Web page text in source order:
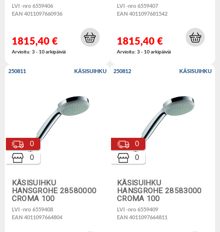
LVI -nro 6559406
EAN 4011097660936
1815,40 €
Arvioitu: 3 - 10 arkipäiviä
LVI -nro 6559407
EAN 4011097681542
1815,40 €
Arvioitu: 3 - 10 arkipäiviä
250811 KÄSISUIHKU
KÄSISUIHKU
HANSGROHE 28580000
CROMA 100
LVI -nro 6559408
EAN 4011097664804
0
0
250812 KÄSISUIHKU
KÄSISUIHKU
HANSGROHE 28583000
CROMA 100
LVI -nro 6559409
EAN 4011097664811
0
0